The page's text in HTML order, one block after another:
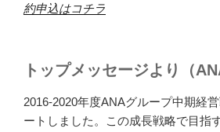
約申込はコチラ
トップメッセージより（
2016-2020年度ANAグループ中期経
ートしました。この成長戦略で目指